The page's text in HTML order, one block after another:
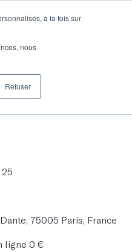
à la fois sur
nous
Refuser
Je découvre les ateliers
75005 Paris, France
ligne 0 €